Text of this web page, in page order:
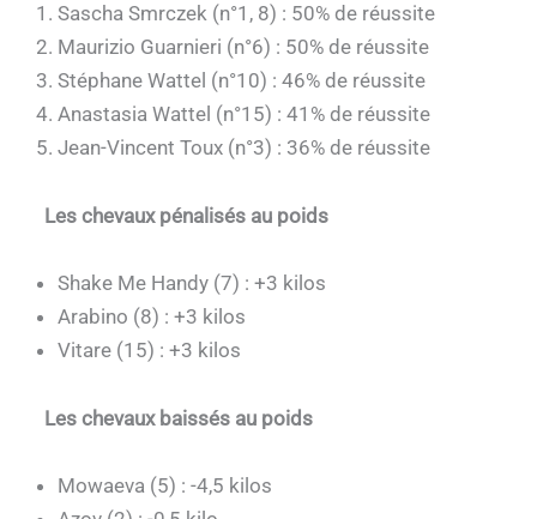
Sascha Smrczek (n°1, 8) : 50% de réussite
Maurizio Guarnieri (n°6) : 50% de réussite
Stéphane Wattel (n°10) : 46% de réussite
Anastasia Wattel (n°15) : 41% de réussite
Jean-Vincent Toux (n°3) : 36% de réussite
Les chevaux pénalisés au poids
Shake Me Handy (7) : +3 kilos
Arabino (8) : +3 kilos
Vitare (15) : +3 kilos
Les chevaux baissés au poids
Mowaeva (5) : -4,5 kilos